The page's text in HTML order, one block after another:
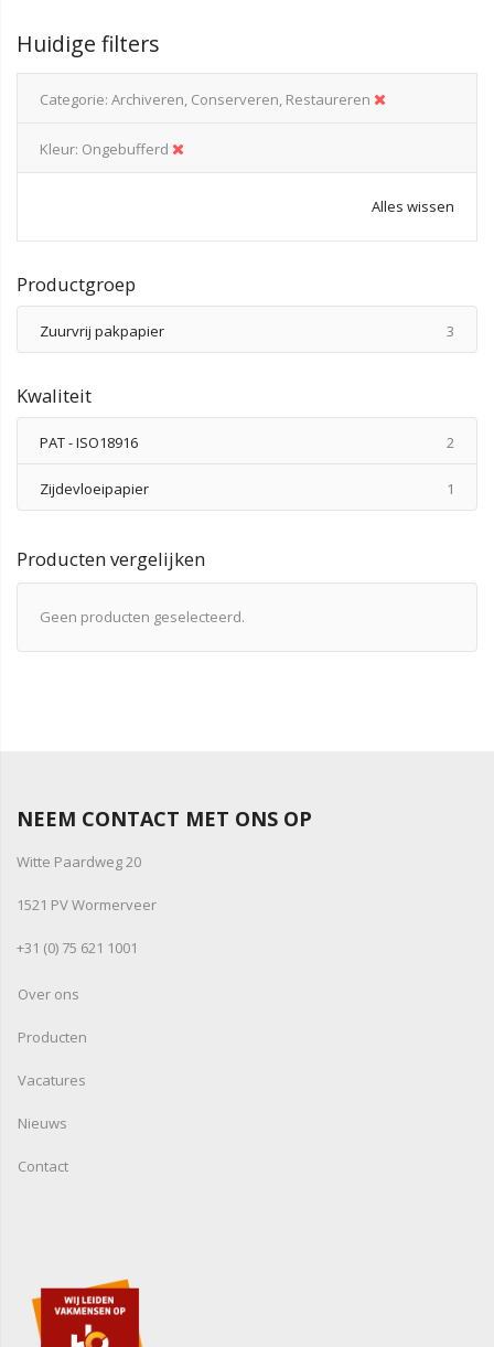
Huidige filters
Categorie Archiveren, Conserveren, Restaureren
Kleur Ongebufferd
Alles wissen
Productgroep
Zuurvrij pakpapier 3
Kwaliteit
PAT - ISO18916 2
Zijdevloeipapier 1
Producten vergelijken
Geen producten geselecteerd.
NEEM CONTACT MET ONS OP
Witte Paardweg 20
1521 PV Wormerveer
+31 (0) 75 621 1001
Over ons
Producten
Vacatures
Nieuws
Contact